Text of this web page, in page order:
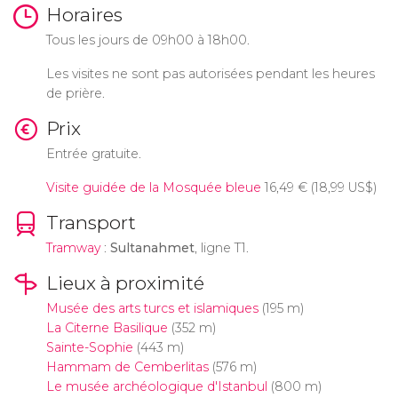
Horaires
Tous les jours de 09h00 à 18h00.
Les visites ne sont pas autorisées pendant les heures
de prière.
Prix
Entrée gratuite.
Visite guidée de la Mosquée bleue 16,49 €(18,99 US$)
Transport
Tramway: Sultanahmet, ligne T1.
Lieux à proximité
Musée des arts turcs et islamiques (195 m)
La Citerne Basilique (352 m)
Sainte-Sophie (443 m)
Hammam de Cemberlitas(576 m)
Le musée archéologique d'Istanbul (800 m)